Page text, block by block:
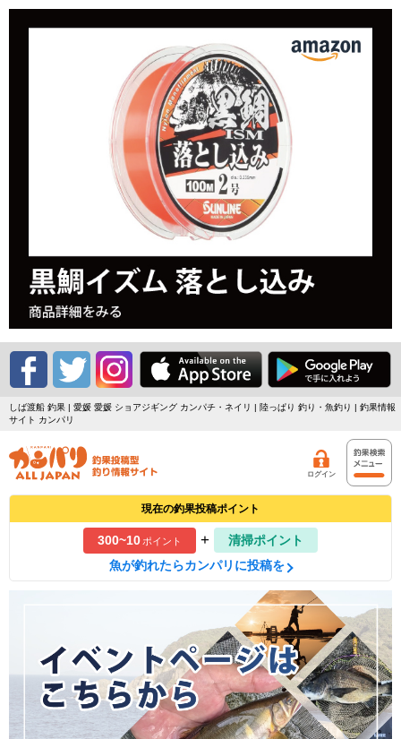
しば渡船 釣果 | 愛媛 愛媛 ショアジギング カンパチ・ネイリ | 陸っぱり 釣り・魚釣り | 釣果情報
サイト カンパリ
ログイン
現在の釣果投稿ポイント
300~10ポイント +
清掃ポイント
魚が釣れたらカンパリに投稿を